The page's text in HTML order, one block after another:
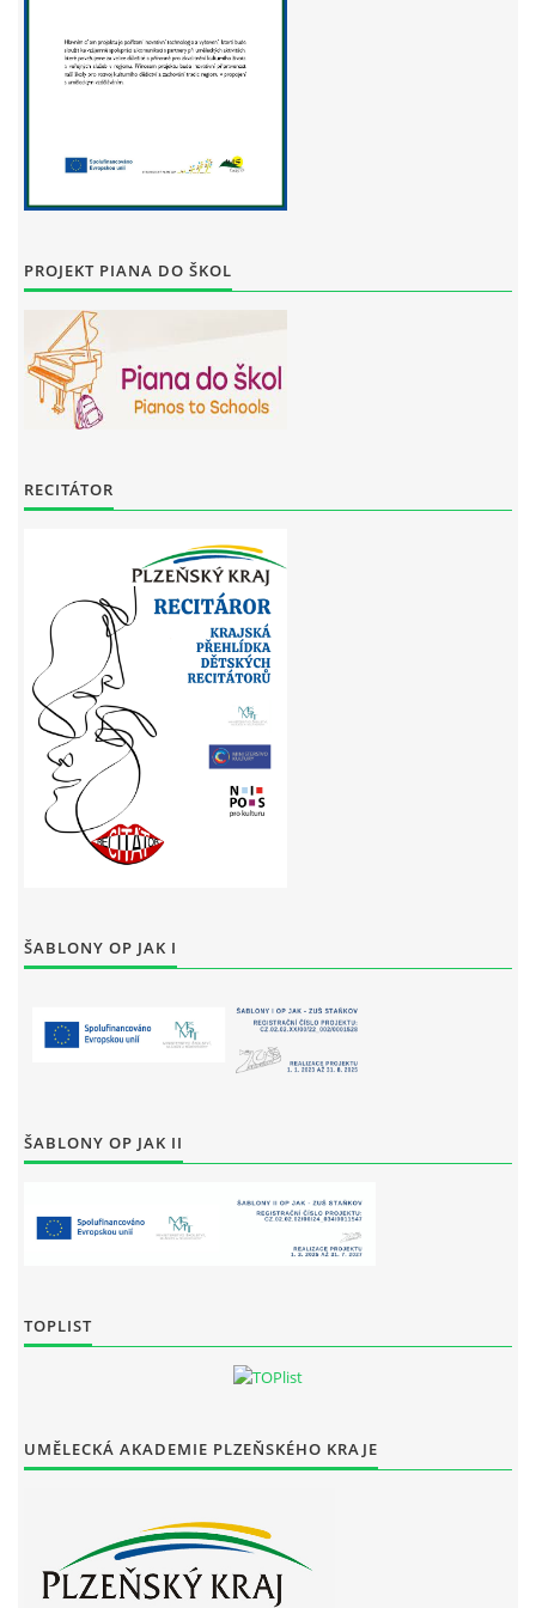
PROJEKT PIANA DO ŠKOL
RECITÁTOR
ŠABLONY OP JAK I
ŠABLONY OP JAK II
TOPLIST
UMĚLECKÁ AKADEMIE PLZEŇSKÉHO KRAJE